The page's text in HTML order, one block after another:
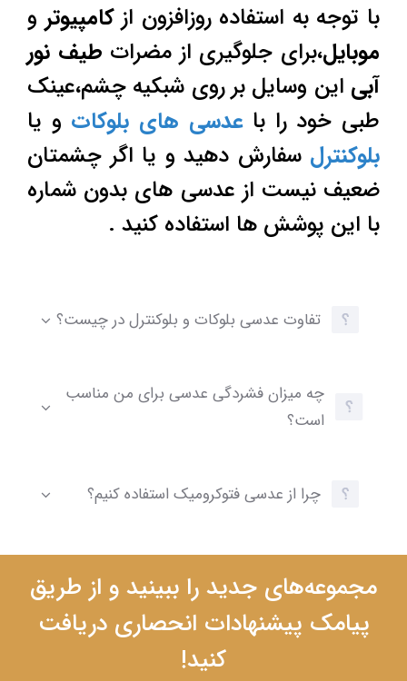
با توجه به استفاده روزافزون ازکامپیوتر و
موبایل،برای جلوگیری از مضرات طیف نور
آبی این وسایل بر روی شبکیه چشم،عینک
طبی خود را باعدسی های بلوکات و یا
بلوکنترل سفارش دهید و یا اگر چشمتان
ضعیف نیست از عدسی های بدون شماره
با این پوشش ها استفاده کنید .
تفاوت عدسی بلوکات و بلوکنترل در چیست؟
چه میزان فشردگی عدسی برای من مناسب
است؟
چرا از عدسی فتوکرومیک استفاده کنیم؟
مجموعه‌های جدید را ببینید و از طریق
پیامک پیشنهادات انحصاری دریافت
کنید!